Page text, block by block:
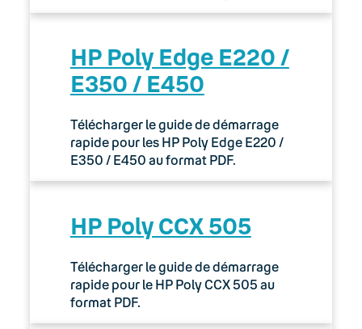
HP Poly Edge E220 /
E350 / E450
Télécharger le guide de démarrage
rapide pour les HP Poly Edge E220 /
E350 / E450 au format PDF.
HP Poly CCX 505
Télécharger le guide de démarrage
rapide pour le HP Poly CCX 505 au
format PDF.